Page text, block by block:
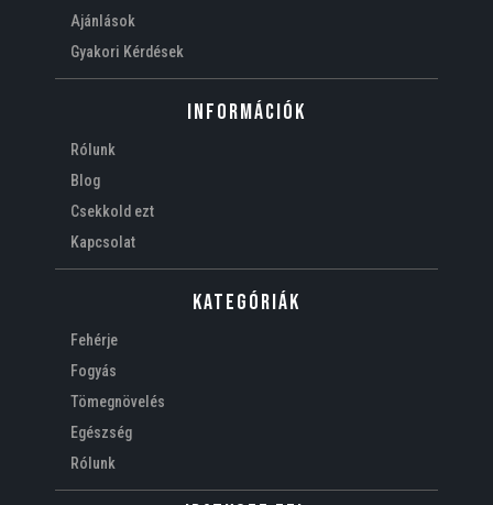
Ajánlások
Gyakori Kérdések
Információk
Rólunk
Blog
Csekkold ezt
Kapcsolat
Kategóriák
Fehérje
Fogyás
Tömegnövelés
Egészség
Rólunk